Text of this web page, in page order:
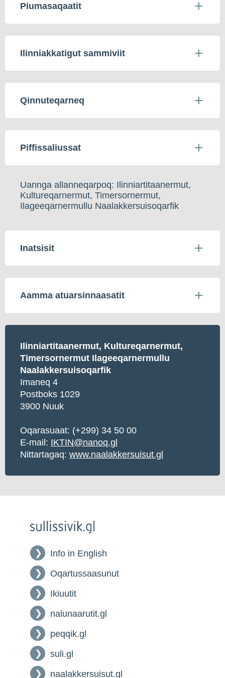
Piumasaqaatit
Ilinniakkatigut sammiviit
Qinnuteqarneq
Piffissaliussat
Uannga allanneqarpoq: Ilinniartitaanermut,
Kultureqarnermut, Timersornermut,
Ilageeqarnermullu Naalakkersuisoqarfik
Inatsisit
Aamma atuarsinnaasatit
Ilinniartitaanermut, Kultureqarnermut,
Timersornermut Ilageeqarnermullu
Naalakkersuisoqarfik
Imaneq 4
Postboks 1029
3900 Nuuk
Oqarasuaat: (+299) 34 50 00
E-mail: IKTIN@nanoq.gl
Nittartagaq: www.naalakkersuisut.gl
Info in English
Oqartussaasunut
Ikiuutit
nalunaarutit.gl
peqqik.gl
suli.gl
naalakkersuisut.gl